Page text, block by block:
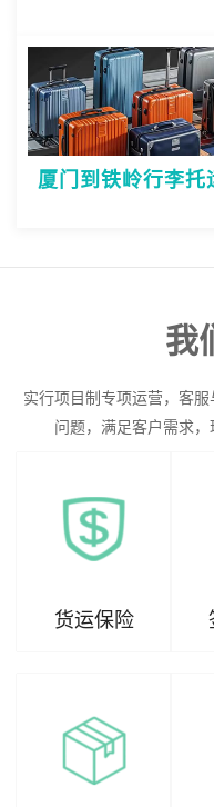
厦门到铁岭行李托
我
实行项目制专项运营，客
问题，满足客户需求，
货运保险